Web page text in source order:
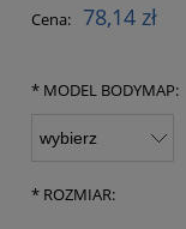
Cena: 78,14 zł
* MODEL BODYMAP:
* ROZMIAR: